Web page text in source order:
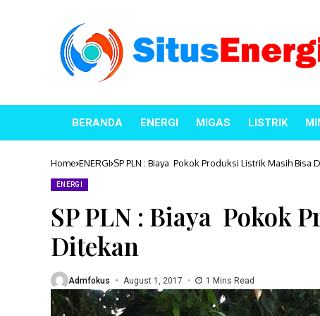
BERANDA ENERGI MIGAS LISTRIK
Home ENERGI SP PLN : Biaya Pokok Produksi Listrik Masih Bisa
ENERGI
SP PLN : Biaya Pokok
Ditekan
Admfokus August 1, 2017 1 Mins Read